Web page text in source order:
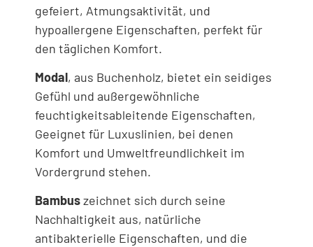
gefeiert, Atmungsaktivität, und
hypoallergene Eigenschaften, perfekt für
den täglichen Komfort.
Modal, aus Buchenholz, bietet ein seidiges
Gefühl und außergewöhnliche
feuchtigkeitsableitende Eigenschaften,
Geeignet für Luxuslinien, bei denen
Komfort und Umweltfreundlichkeit im
Vordergrund stehen.
Bambuszeichnet sich durch seine
Nachhaltigkeit aus, natürliche
antibakterielle Eigenschaften, und die